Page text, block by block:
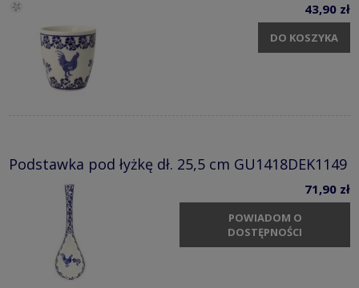
43,90 zł
DO KOSZYKA
Podstawka pod łyżkę dł. 25,5 cm GU1418DEK1149
71,90 zł
POWIADOM O
DOSTĘPNOŚCI